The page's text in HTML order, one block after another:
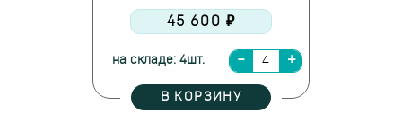
45 600 ₽
на складе: 4шт.
В КОРЗИНУ